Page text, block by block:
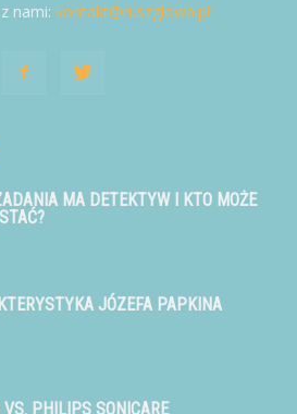
nami: kontakt@ruszglowa.pl
MA DETEKTYW I KTO MOŻE
JÓZEFA PAPKINA
VS. PHILIPS SONICARE